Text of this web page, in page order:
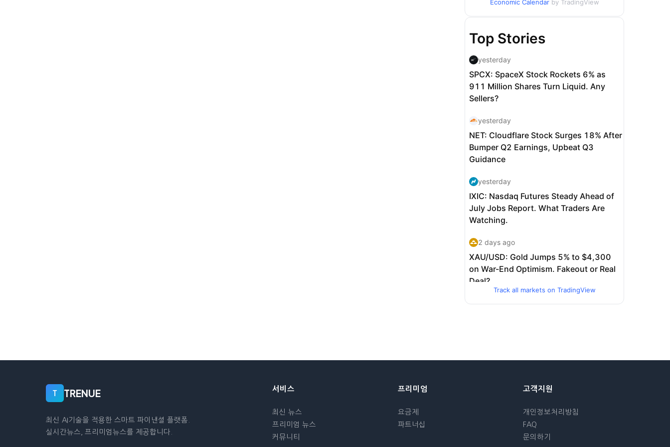
Economic Calendar by TradingView
Track all markets on TradingView
T TRENUE
최신 AI기술을 적용한 스마트 파이낸셜 플랫폼.
실시간뉴스, 프리미엄뉴스를 제공합니다.
서비스
최신 뉴스
프리미엄 뉴스
커뮤니티
프리미엄
요금제
파트너십
고객지원
개인정보처리방침
FAQ
문의하기